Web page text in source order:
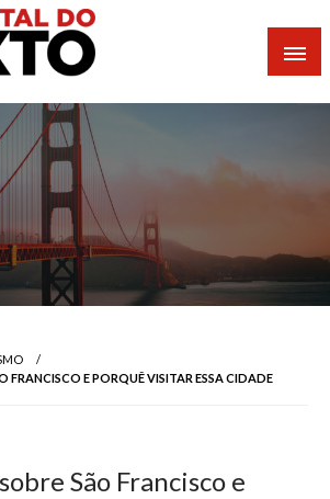
FRANCISCO E PORQUÊ VISITAR ESSA CIDADE
São Francisco e